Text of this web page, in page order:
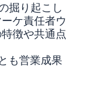
掘り起こし
ケ責任者ウ
徴や共通点
も営業成果